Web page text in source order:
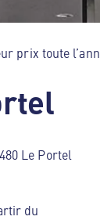
prix toute
Le Portel
du